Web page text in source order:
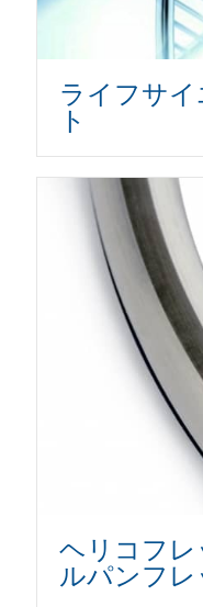
ライフサ
ト
ヘリコフレ
ルパンフレ